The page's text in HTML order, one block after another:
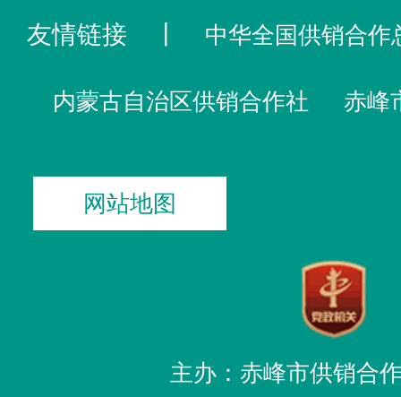
友情链接 中华全国供销合作
内蒙古自治区供销合作社 赤峰
网站地图
主办：赤峰市供销合